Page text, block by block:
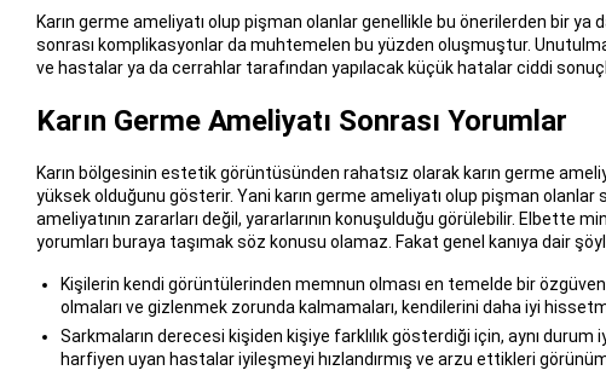
Karın germe ameliyatı olup pişman olanlar genellikle bu önerilerden bir ya
sonrası komplikasyonlar da muhtemelen bu yüzden oluşmuştur.
ve hastalar ya da cerrahlar tarafından yapılacak küçük hatalar ciddi
Karın Germe Ameliyatı Sonrası Yorumlar
Karın bölgesinin estetik görüntüsünden rahatsız olarak karın germe
yüksek olduğunu gösterir. Yani karın germe ameliyatı olup pişman olanlar
ameliyatının zararları değil, yararlarının konuşulduğu görülebilir. Elbette
yorumları buraya taşımak söz konusu olamaz. Fakat genel kanıya dair
Kişilerin kendi görüntülerinden memnun olması en temelde bir
olmaları ve gizlenmek zorunda kalmamaları, kendilerini daha iyi
Sarkmaların derecesi kişiden kişiye farklılık gösterdiği için, aynı
harfiyen uyan hastalar iyileşmeyi hızlandırmış ve arzu ettikleri